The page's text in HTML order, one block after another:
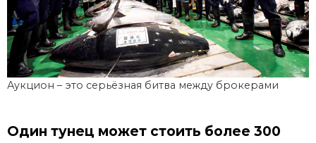
Аукцион – это серьёзная битва между брокерами
Один тунец может стоить более 300